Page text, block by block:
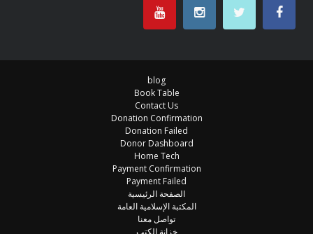
blog
Book Table
Contact Us
Donation Confirmation
Donation Failed
Donor Dashboard
Home Tech
Payment Confirmation
Payment Failed
الصفحة الرئيسية
المكتبة الإسلامية العامة
تواصل معنا
خزانة الكتب